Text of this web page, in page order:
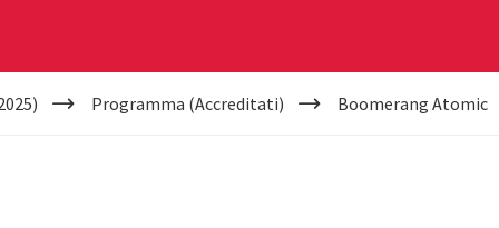
Programma (Accreditati) Boomerang Atomic